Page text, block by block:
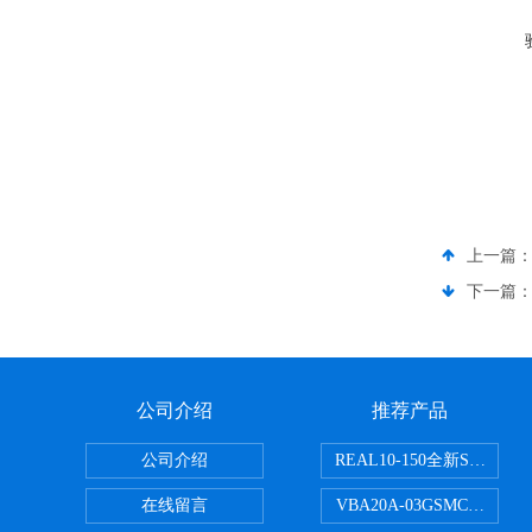
上一篇：
下一篇：
公司介绍
公司介绍
在线留言
推荐产品
REAL10-150全新SMC正
VBA20A-03GSMC增压阀